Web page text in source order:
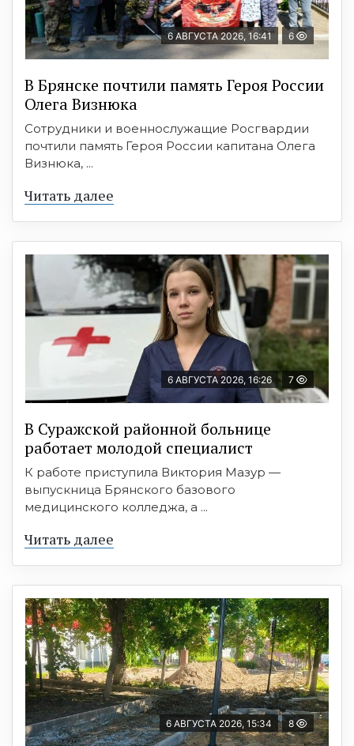
6 АВГУСТА 2026, 16:41 6
В Брянске почтили память Героя России
Олега Визнюка
Сотрудники и военнослужащие Росгвардии
почтили память Героя России капитана Олега
Визнюка, ...
Читать далее
6 АВГУСТА 2026, 16:26 7
В Суражской районной больнице
работает молодой специалист
К работе приступила Виктория Мазур —
выпускница Брянского базового
медицинского колледжа, а ...
Читать далее
6 АВГУСТА 2026, 15:34 8